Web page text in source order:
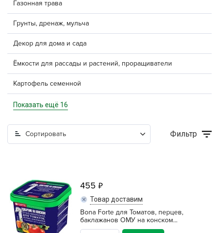
Газонная трава
Грунты, дренаж, мульча
Декор для дома и сада
Ёмкости для рассады и растений, проращиватели
Картофель семенной
Кашпо, пластик, керамика
Комнатные горшечные растения
Консервация и виноделие
Луковичные, многолетники Весна
Новогодняя продукция
Отдых в саду, пикник
Показать ещё 16
Сортировать Фильтр
455
Товар доставим
Bona Forte для Томатов, перцев,
баклажанов ОМУ на конском...